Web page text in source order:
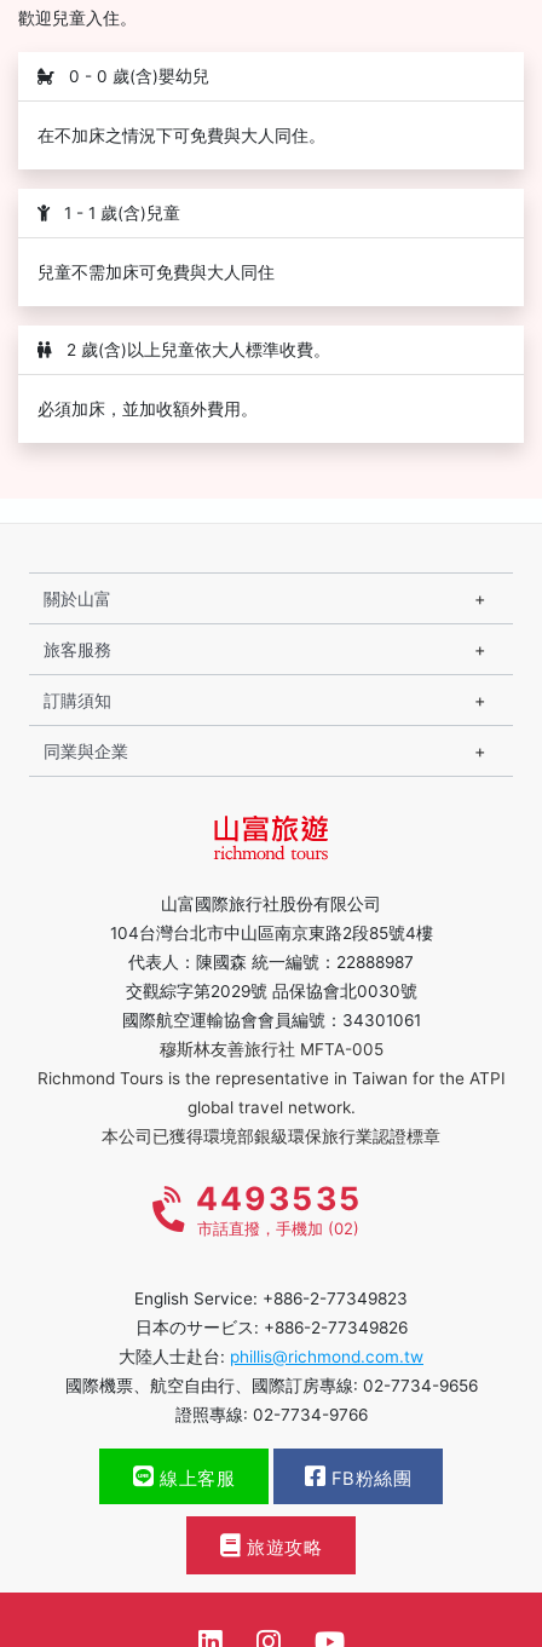
歡迎兒童入住。
0 - 0 歲(含)嬰幼兒
在不加床之情況下可免費與大人同住。
1 - 1 歲(含)兒童
兒童不需加床可免費與大人同住
2 歲(含)以上兒童依大人標準收費。
必須加床，並加收額外費用。
山富國際旅行社股份有限公司
104台灣台北市中山區南京東路2段85號4樓
代表人：陳國森 統一編號：22888987
交觀綜字第2029號 品保協會北0030號
國際航空運輸協會會員編號：34301061
穆斯林友善旅行社 MFTA-005
Richmond Tours is the representative in Taiwan for the ATPI
global travel network.
本公司已獲得環境部銀級環保旅行業認證標章
關於山富
旅客服務
訂購須知
同業與企業
4493535
市話直撥，手機加 (02)
English Service: +886-2-77349823
日本のサービス: +886-2-77349826
大陸人士赴台: phillis@richmond.com.tw
國際機票、航空自由行、國際訂房專線: 02-7734-9656
證照專線: 02-7734-9766
線上客服 FB粉絲團
旅遊攻略